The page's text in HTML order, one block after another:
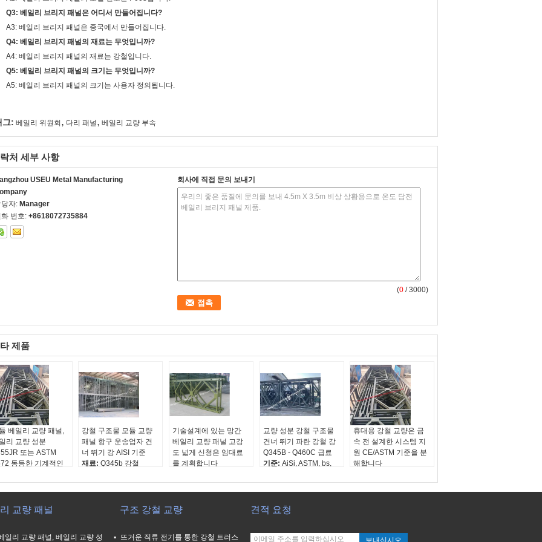
Q3: 베일리 브리지 패널은 어디서 만들어집니다?
A3: 베일리 브리지 패널은 중국에서 만들어집니다.
Q4: 베일리 브리지 패널의 재료는 무엇입니까?
A4: 베일리 브리지 패널의 재료는 강철입니다.
Q5: 베일리 브리지 패널의 크기는 무엇입니까?
A5: 베일리 브리지 패널의 크기는 사용자 정의됩니다.
그: 베일리 위원회 , 다리 패널 , 베일리 교량 부속
처 세부 사항
USEU Metal Manufacturing
당자: Manager
화 번호: +8618072735884
회사에 직접 문의 보내기
(0 / 3000)
제품
베일리 교량 패널,
리 교량 성분
또는 ASTM
동등한 기계적인
:Q345B 강철 또는
: AiSi, ASTM, bs,
지:절강, 중국(본
강철 구조물 모듈 교량
패널 항구 운송업자 건
너 뛰기 강 AISI 기준
재료:Q345b 강철
DIN, GB, JIS
절강, 중국(본
기술설계에 있는 망간
베일리 교량 패널 고강
도 넓게 신청은 임대료
를 계획합니다
DIN, GB, JIS
치수:
교량 성분 강철 구조물
건너 뛰기 파란 강철 강
Q345B - Q460C 급료
기준: AiSi, ASTM, bs,
등급:Q345B-Q460C
원산지:절강, 중국(본
휴대용 강철 교량은 금
속 전 설계한 시스템 지
원 CE/ASTM 기준을 분
해합니다
DIN, GB, JIS
교량 패널
일리 교량 패널, 베일리 교량 성
구조 강철 교량
뜨거운 직류 전기를 통한 강철 트러스
견적 요청
보내십시오